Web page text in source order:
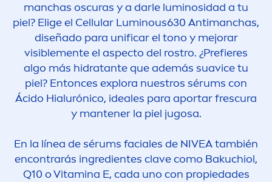
manchas oscuras y a darle luminosidad a tu
piel? Elige el Cellular Luminous630 Antimanchas,
diseñado para unificar el tono y mejorar
visiblemente el aspecto del rostro. ¿Prefieres
algo más hidratante que además suavice tu
piel? Entonces explora nuestros sérums con
Ácido Hialurónico, ideales para aportar frescura
y mantener la piel jugosa.
En la línea de sérums faciales de NIVEAtambién
encontrarás ingredientes clave como Bakuchiol,
Q10 oVitamina E, cada uno con propiedades